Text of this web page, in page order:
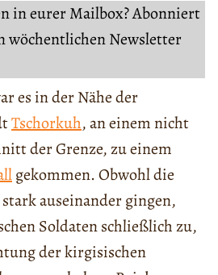
in eurer Mailbox? Abonniert
wöchentlichen Newsletter
es in der Nähe der
Tschorkuh, an einem nicht
der Grenze, zu einem
gekommen. Obwohl die
auseinander gingen,
Soldaten schließlich zu,
der kirgisischen